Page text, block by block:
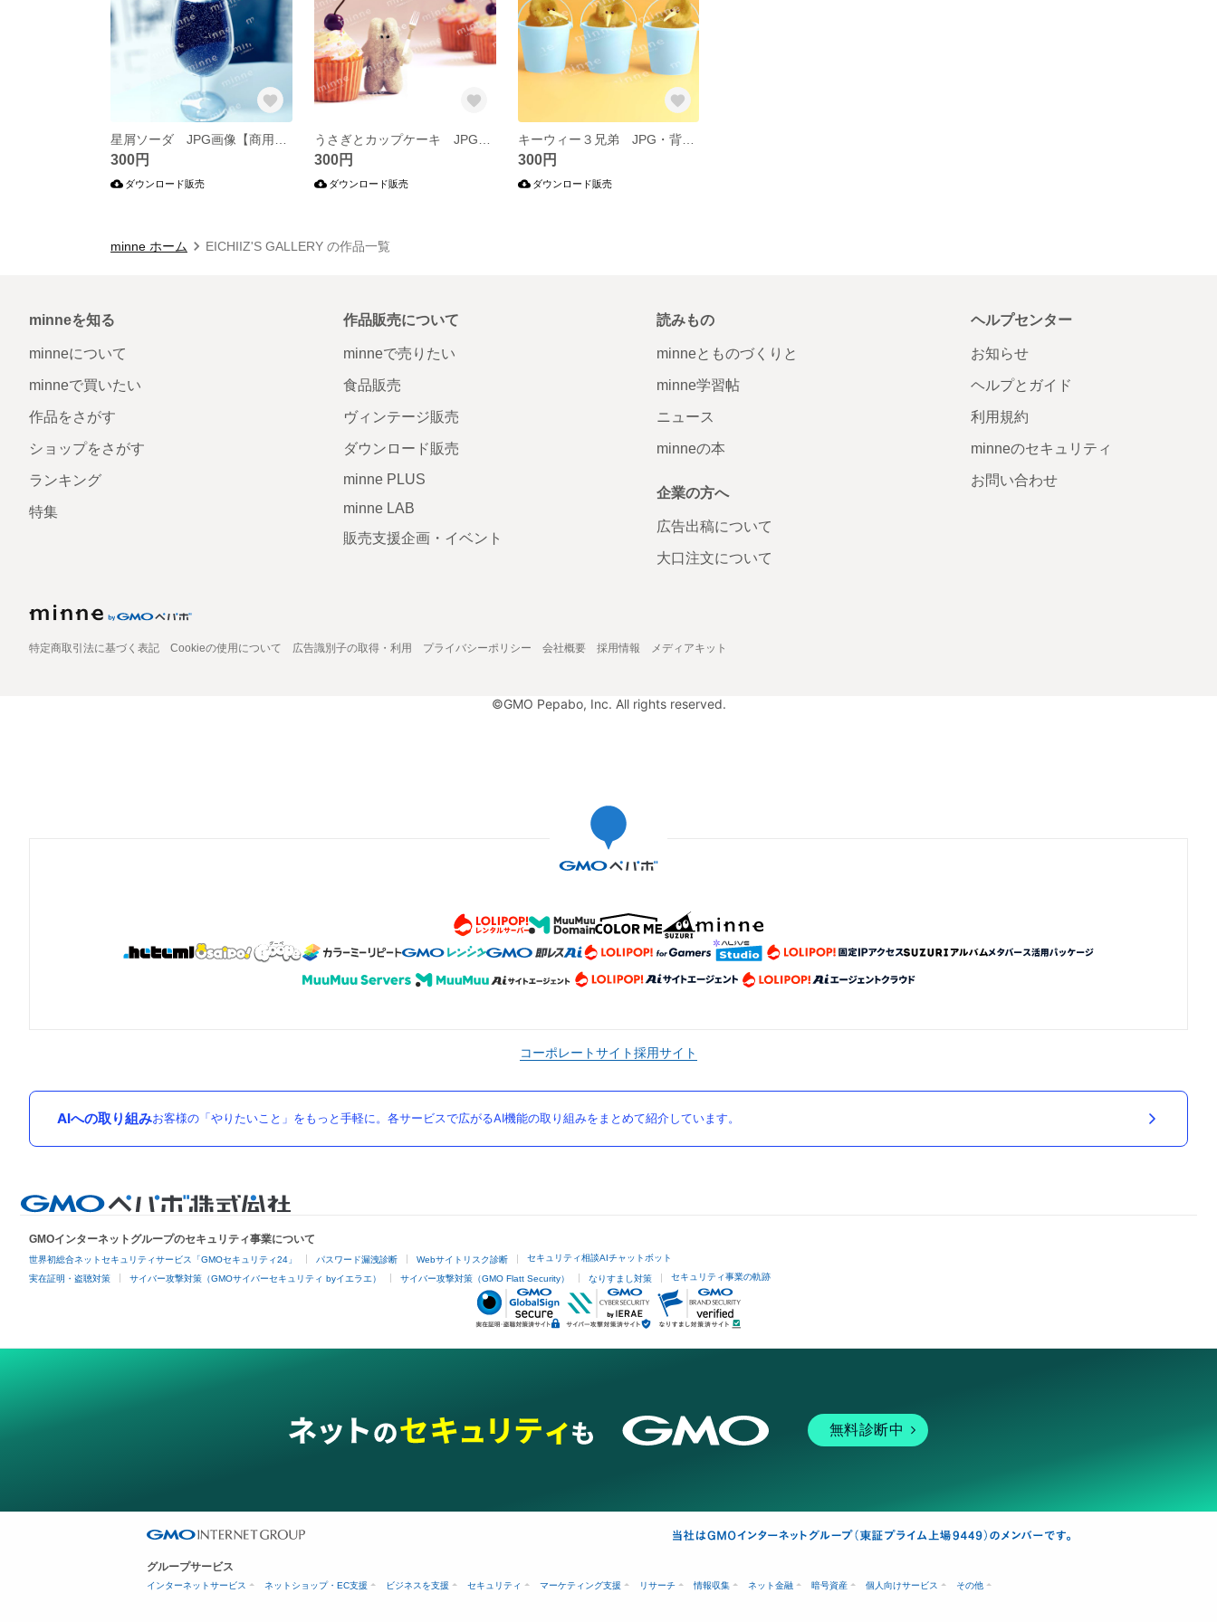
300円
ダウンロード販売
300円
ダウンロード販売
キーウィー３兄弟 JPG・背景なしPNGセット【商用利用可・印刷向けサイズ】
300円
ダウンロード販売
minne ホーム EICHIIZ'S GALLERY の作品一覧
minneを知る
minneについて
minneで買いたい
作品をさがす
ショップをさがす
ランキング
特集
作品販売について
minneで売りたい
食品販売
ヴィンテージ販売
ダウンロード販売
minne PLUS
minne LAB
販売支援企画・イベント
読みもの
minneとものづくりと
minne学習帖
ニュース
minneの本
企業の方へ
広告出稿について
大口注文について
ヘルプセンター
お知らせ
ヘルプとガイド
利用規約
minneのセキュリティ
お問い合わせ
特定商取引法に基づく表記 Cookieの使用について 広告識別子の取得・利用 プライバシーポリシー 会社概要 採用情報 メディアキット
©GMO Pepabo, Inc. All rights reserved.
コーポレートサイト採用サイト
AIへの取り組みお客様の「やりたいこと」をもっと手軽に。各サービスで広がるAI機能の取り組みをまとめて紹介しています。
GMOインターネットグループのセキュリティ事業について
世界初総合ネットセキュリティサービス「GMOセキュリティ24」 パスワード漏洩診断 Webサイトリスク診断 セキュリティ相談AIチャットボット
実在証明・盗聴対策 サイバー攻撃対策（GMOサイバーセキュリティ byイエラエ） サイバー攻撃対策（GMO Flatt Security） なりすまし対策 セキュリティ事業の軌跡
無料診断中
グループサービス
インターネットサービス ネットショップ・EC支援 ビジネスを支援 セキュリティ マーケティング支援 リサーチ 情報収集 ネット金融 暗号資産 個人向けサービス その他